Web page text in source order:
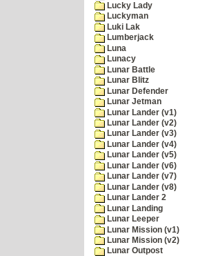
Lucky Lady
Luckyman
Luki Lak
Lumberjack
Luna
Lunacy
Lunar Battle
Lunar Blitz
Lunar Defender
Lunar Jetman
Lunar Lander (v1)
Lunar Lander (v2)
Lunar Lander (v3)
Lunar Lander (v4)
Lunar Lander (v5)
Lunar Lander (v6)
Lunar Lander (v7)
Lunar Lander (v8)
Lunar Lander 2
Lunar Landing
Lunar Leeper
Lunar Mission (v1)
Lunar Mission (v2)
Lunar Outpost